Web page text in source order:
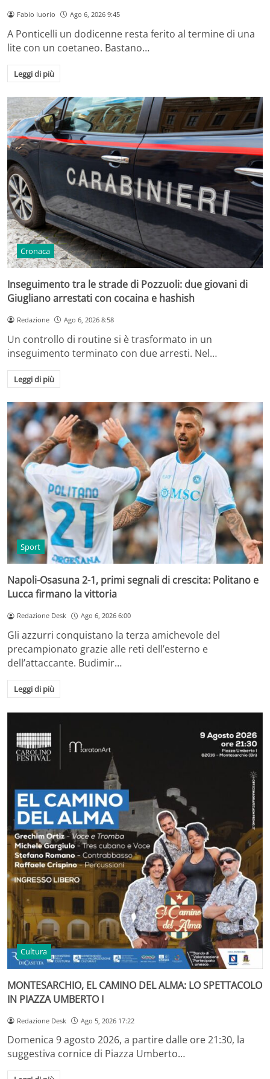
Fabio Iuorio Ago 6, 2026 9:45
A Ponticelli un dodicenne resta ferito al termine di una
lite con un coetaneo. Bastano…
Leggi di più
Cronaca
Inseguimento tra le strade di Pozzuoli: due giovani di
Giugliano arrestati con cocaina e hashish
Redazione Ago 6, 2026 8:58
Un controllo di routine si è trasformato in un
inseguimento terminato con due arresti. Nel…
Leggi di più
Sport
Napoli-Osasuna 2-1, primi segnali di crescita: Politano e
Lucca firmano la vittoria
Redazione Desk Ago 6, 2026 6:00
Gli azzurri conquistano la terza amichevole del
precampionato grazie alle reti dell’esterno e
dell’attaccante. Budimir…
Leggi di più
Cultura
MONTESARCHIO, EL CAMINO DEL ALMA: LO SPETTACOLO
IN PIAZZA UMBERTO I
Redazione Desk Ago 5, 2026 17:22
Domenica 9 agosto 2026, a partire dalle ore 21:30, la
suggestiva cornice di Piazza Umberto…